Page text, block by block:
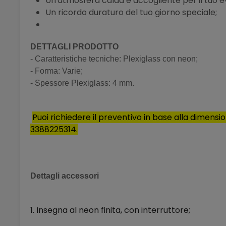
Un ricordo duraturo del tuo giorno speciale;
DETTAGLI PRODOTTO
- Caratteristiche tecniche: Plexiglass con neon;
- Forma: Varie;
- Spessore Plexiglass: 4 mm.
Puoi richiedere il preventivo in base alla
3388225314.
Dettagli accessori
1. Insegna al neon finita, con interruttore;